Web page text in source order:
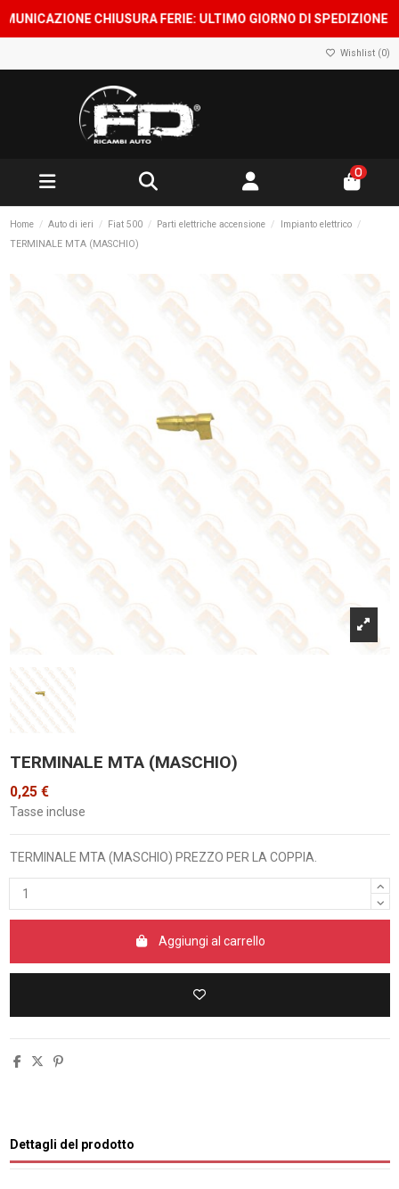
CHIUSURA FERIE: ULTIMO GIORNO DI SPEDIZIONE 7
Wishlist (0)
0
Home Auto di ieri Fiat 500 Parti elettriche accensione
Impianto elettrico
TERMINALE MTA (MASCHIO)
TERMINALE MTA (MASCHIO)
0,25 €
Tasse incluse
TERMINALE MTA (MASCHIO) PREZZO PER LA COPPIA.
Aggiungi al carrello
Dettagli del prodotto